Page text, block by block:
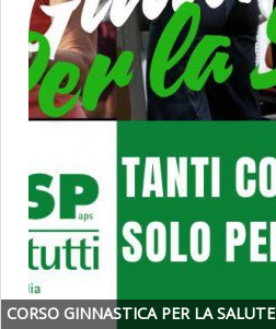
CORSO GINNASTICA PER LA SALUTE